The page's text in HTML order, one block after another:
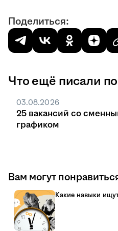
Поделиться:
Что ещё писали
03.08.2026
25 вакансий со
графиком
Вам могут
Какие навыки